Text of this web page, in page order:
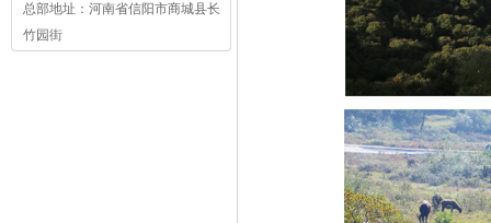
总部地址：河南省信阳市商城县长
竹园街